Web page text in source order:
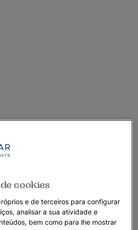
cookies
e de terceiros para configurar
analisar a sua atividade e
bem como para lhe mostrar